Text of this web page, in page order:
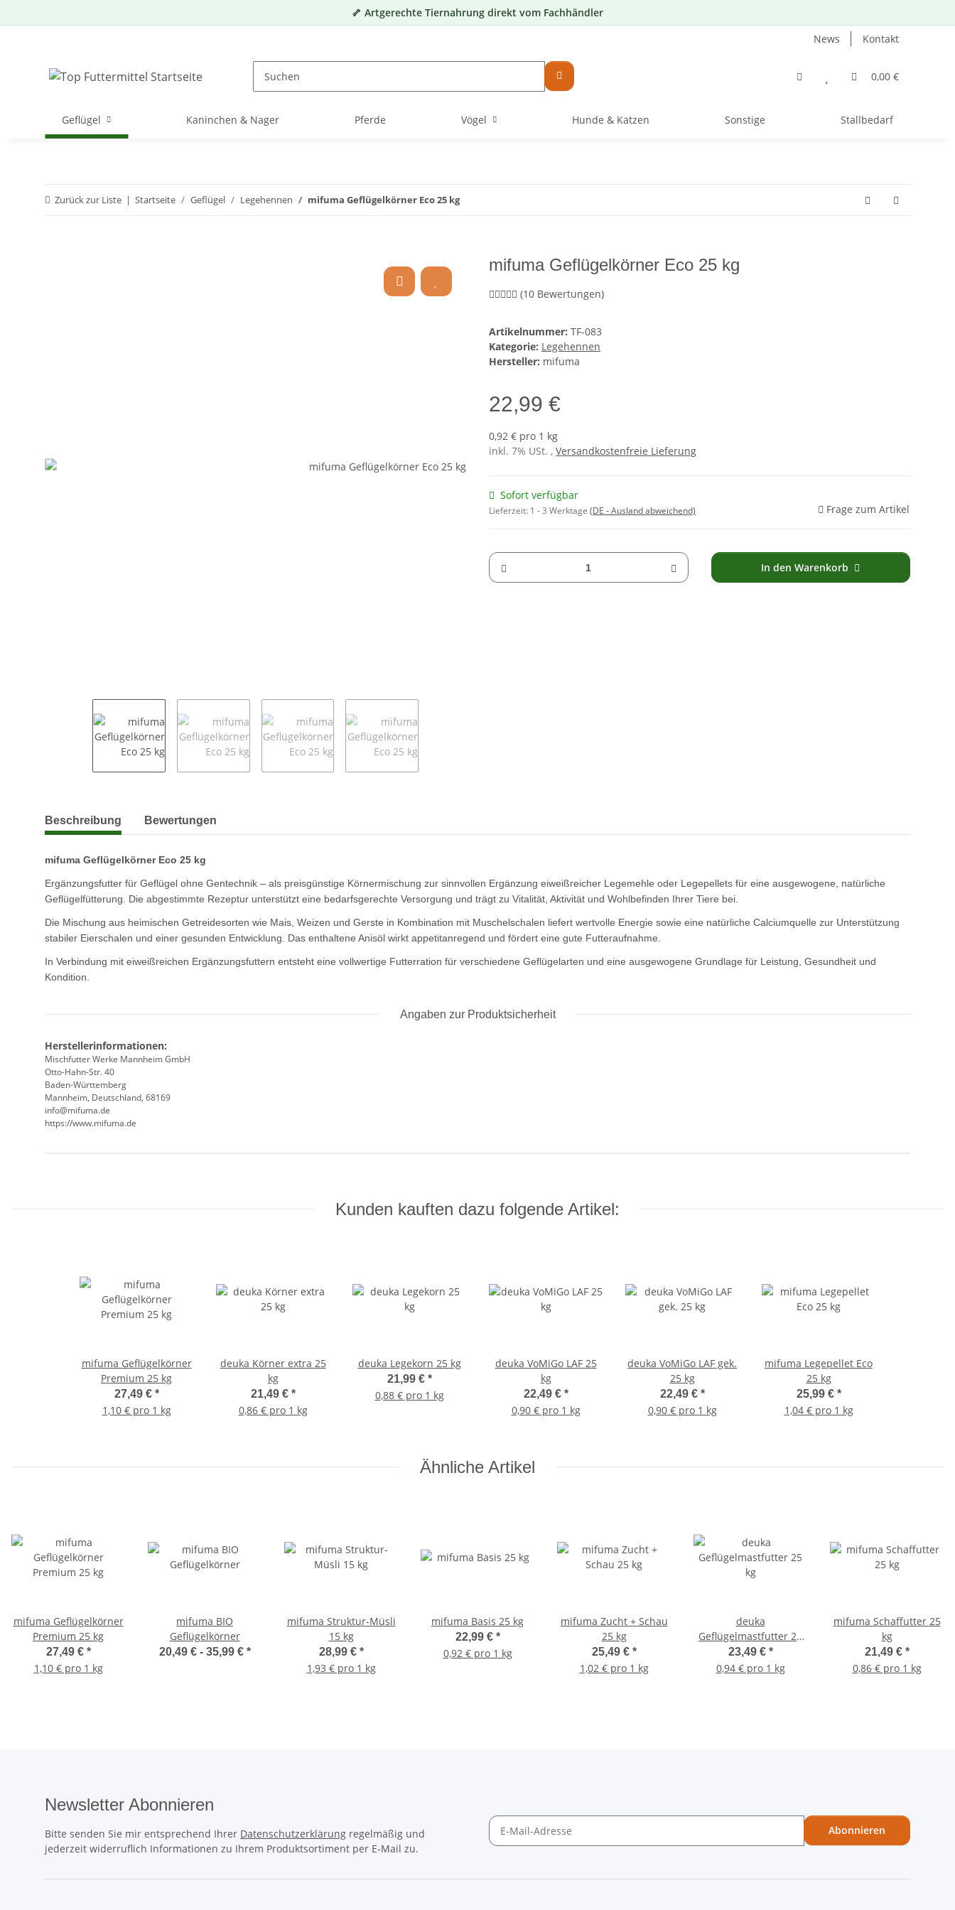
🦴 Artgerechte Tiernahrung direkt vom Fachhändler
News
Kontakt
0,00 €
Geflügel Kaninchen & Nager Pferde Vögel Hunde & Katzen Sonstige Stallbedarf
Zurück zur Liste Startseite Geflügel Legehennen mifuma Geflügelkörner Eco 25 kg
mifuma Geflügelkörner Eco 25 kg
(10 Bewertungen)
Artikelnummer: TF-083
Kategorie: Legehennen
Hersteller: mifuma
22,99 €
0,92 € pro 1 kg
inkl. 7% USt. , Versandkostenfreie Lieferung
Sofort verfügbar
Lieferzeit: 1 - 3 Werktage (DE - Ausland abweichend) Frage zum Artikel
In den Warenkorb
weitere Registerkarten anzeigen
Beschreibung Bewertungen
mifuma Geflügelkörner Eco 25 kg
Ergänzungsfutter für Geflügel ohne Gentechnik – als preisgünstige Körnermischung zur sinnvollen Ergänzung eiweißreicher Legemehle oder Legepellets für eine ausgewogene, natürliche
Geflügelfütterung. Die abgestimmte Rezeptur unterstützt eine bedarfsgerechte Versorgung und trägt zu Vitalität, Aktivität und Wohlbefinden Ihrer Tiere bei.
Die Mischung aus heimischen Getreidesorten wie Mais, Weizen und Gerste in Kombination mit Muschelschalen liefert wertvolle Energie sowie eine natürliche Calciumquelle zur Unterstützung
stabiler Eierschalen und einer gesunden Entwicklung. Das enthaltene Anisöl wirkt appetitanregend und fördert eine gute Futteraufnahme.
In Verbindung mit eiweißreichen Ergänzungsfuttern entsteht eine vollwertige Futterration für verschiedene Geflügelarten und eine ausgewogene Grundlage für Leistung, Gesundheit und
Kondition.
Angaben zur Produktsicherheit
Herstellerinformationen:
Mischfutter Werke Mannheim GmbH
Otto-Hahn-Str. 40
Baden-Württemberg
Mannheim, Deutschland, 68169
info@mifuma.de
https://www.mifuma.de
Kunden kauften dazu folgende Artikel:
mifuma Geflügelkörner
Premium 25 kg
27,49 € *
1,10 € pro 1 kg
deuka Körner extra 25
kg
21,49 € *
0,86 € pro 1 kg
deuka Legekorn 25 kg
21,99 € *
0,88 € pro 1 kg
deuka VoMiGo LAF 25
kg
22,49 € *
0,90 € pro 1 kg
deuka VoMiGo LAF gek.
25 kg
22,49 € *
0,90 € pro 1 kg
mifuma Legepellet Eco
25 kg
25,99 € *
1,04 € pro 1 kg
Ähnliche Artikel
mifuma Geflügelkörner
Premium 25 kg
27,49 € *
1,10 € pro 1 kg
mifuma BIO
Geflügelkörner
20,49 € - 35,99 € *
mifuma Struktur-Müsli
15 kg
28,99 € *
1,93 € pro 1 kg
mifuma Basis 25 kg
22,99 € *
0,92 € pro 1 kg
mifuma Zucht + Schau
25 kg
25,49 € *
1,02 € pro 1 kg
deuka
Geflügelmastfutter 25
kg
23,49 € *
0,94 € pro 1 kg
mifuma Schaffutter 25
kg
21,49 € *
0,86 € pro 1 kg
Newsletter Abonnieren
Bitte senden Sie mir entsprechend Ihrer Datenschutzerklärung regelmäßig und
jederzeit widerruflich Informationen zu Ihrem Produktsortiment per E-Mail zu.
Abonnieren